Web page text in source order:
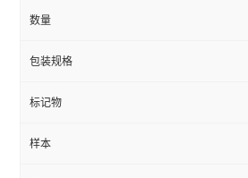
数量
包装规格
标记物
样本